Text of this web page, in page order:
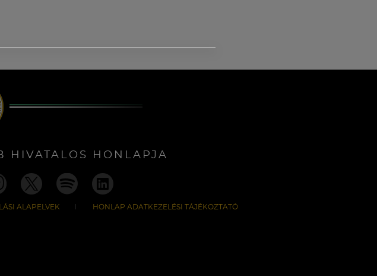
HIVATALOS HONLAPJA
ALAPELVEK HONLAP ADATKEZELÉSI TÁJÉKOZTATÓ